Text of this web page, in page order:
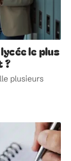
le plus
?
plusieurs